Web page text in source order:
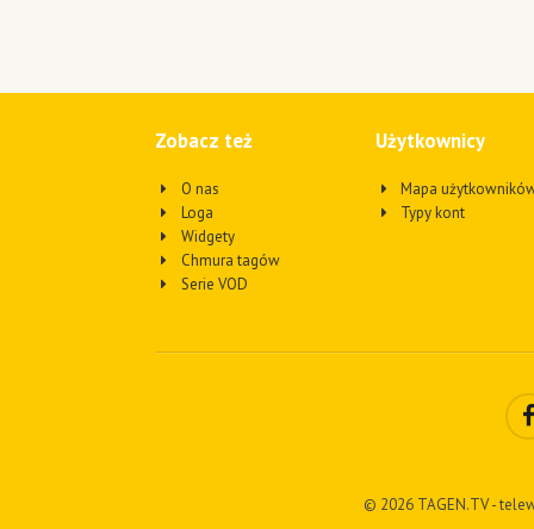
Zobacz też
O nas
Loga
Widgety
Chmura tagów
Serie VOD
Użytkownicy
Mapa
Typy kont
© 2026 TAGEN.TV -